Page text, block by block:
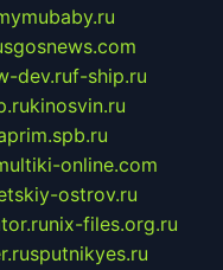
dev.ruf-ship.ru
kinosvin.ru
online.com
ostrov.ru
nix-files.org.ru
sputnikyes.ru